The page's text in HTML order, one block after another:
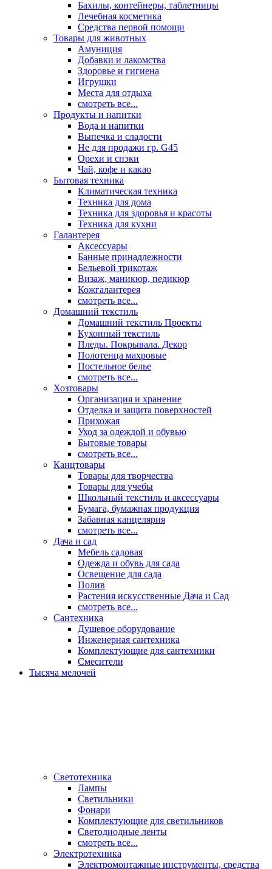
Бахилы, контейнеры, таблетницы
Лечебная косметика
Средства первой помощи
Товары для животных
Амуниция
Добавки и лакомства
Здоровье и гигиена
Игрушки
Места для отдыха
смотреть все...
Продукты и напитки
Вода и напитки
Выпечка и сладости
Не для продажи гр. G45
Орехи и снэки
Чай, кофе и какао
Бытовая техника
Климатическая техника
Техника для дома
Техника для здоровья и красоты
Техника для кухни
Галантерея
Аксессуары
Банные принадлежности
Бельевой трикотаж
Визаж, маникюр, педикюр
Кожгалантерея
смотреть все...
Домашний текстиль
Домашний текстиль Проекты
Кухонный текстиль
Пледы. Покрывала. Декор
Полотенца махровые
Постельное белье
смотреть все...
Хозтовары
Организация и хранение
Отделка и защита поверхностей
Прихожая
Уход за одеждой и обувью
Бытовые товары
смотреть все...
Канцтовары
Товары для творчества
Товары для учебы
Школьный текстиль и аксессуары
Бумага, бумажная продукция
Забавная канцелярия
смотреть все...
Дача и сад
Мебель садовая
Одежда и обувь для сада
Освещение для сада
Полив
Растения искусственные Дача и Сад
смотреть все...
Сантехника
Душевое оборудование
Инженерная сантехника
Комплектующие для сантехники
Смесители
Тысяча мелочей
Светотехника
Лампы
Светильники
Фонари
Комплектующие для светильников
Светодиодные ленты
смотреть все...
Электротехника
Электромонтажные инструменты, средства